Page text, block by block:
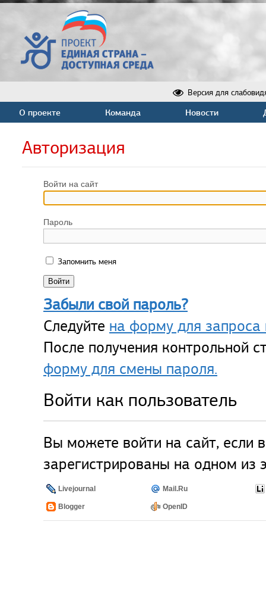
Версия для
О проекте Команда Новости
Авторизация
Войти на сайт
Пароль
Запомнить меня
Забыли свой пароль?
Следуйте на форму для запроса
После получения контрольной
форму для смены пароля.
Войти как пользователь
Вы можете войти на сайт, если
зарегистрированы на одном из
Livejournal Mail.Ru
Blogger OpenID